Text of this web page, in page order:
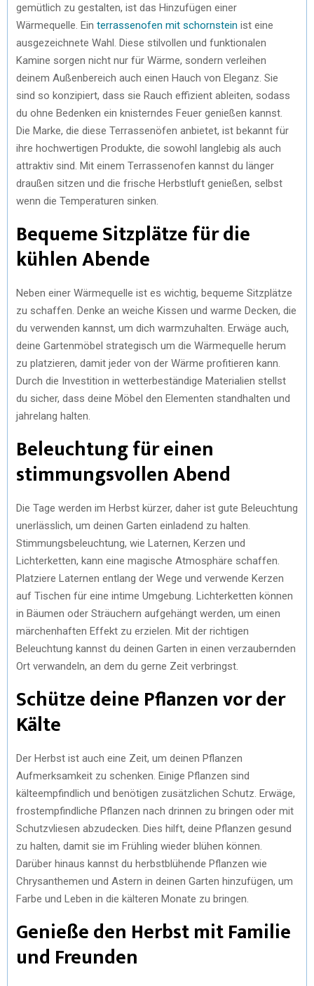
gemütlich zu gestalten, ist das Hinzufügen einer
Wärmequelle. Ein terrassenofen mit schornstein ist eine
ausgezeichnete Wahl. Diese stilvollen und funktionalen
Kamine sorgen nicht nur für Wärme, sondern verleihen
deinem Außenbereich auch einen Hauch von Eleganz. Sie
sind so konzipiert, dass sie Rauch effizient ableiten, sodass
du ohne Bedenken ein knisterndes Feuer genießen kannst.
Die Marke, die diese Terrassenöfen anbietet, ist bekannt für
ihre hochwertigen Produkte, die sowohl langlebig als auch
attraktiv sind. Mit einem Terrassenofen kannst du länger
draußen sitzen und die frische Herbstluft genießen, selbst
wenn die Temperaturen sinken.
Bequeme Sitzplätze für die
kühlen Abende
Neben einer Wärmequelle ist es wichtig, bequeme Sitzplätze
zu schaffen. Denke an weiche Kissen und warme Decken, die
du verwenden kannst, um dich warmzuhalten. Erwäge auch,
deine Gartenmöbel strategisch um die Wärmequelle herum
zu platzieren, damit jeder von der Wärme profitieren kann.
Durch die Investition in wetterbeständige Materialien stellst
du sicher, dass deine Möbel den Elementen standhalten und
jahrelang halten.
Beleuchtung für einen
stimmungsvollen Abend
Die Tage werden im Herbst kürzer, daher ist gute Beleuchtung
unerlässlich, um deinen Garten einladend zu halten.
Stimmungsbeleuchtung, wie Laternen, Kerzen und
Lichterketten, kann eine magische Atmosphäre schaffen.
Platziere Laternen entlang der Wege und verwende Kerzen
auf Tischen für eine intime Umgebung. Lichterketten können
in Bäumen oder Sträuchern aufgehängt werden, um einen
märchenhaften Effekt zu erzielen. Mit der richtigen
Beleuchtung kannst du deinen Garten in einen verzaubernden
Ort verwandeln, an dem du gerne Zeit verbringst.
Schütze deine Pflanzen vor der
Kälte
Der Herbst ist auch eine Zeit, um deinen Pflanzen
Aufmerksamkeit zu schenken. Einige Pflanzen sind
kälteempfindlich und benötigen zusätzlichen Schutz. Erwäge,
frostempfindliche Pflanzen nach drinnen zu bringen oder mit
Schutzvliesen abzudecken. Dies hilft, deine Pflanzen gesund
zu halten, damit sie im Frühling wieder blühen können.
Darüber hinaus kannst du herbstblühende Pflanzen wie
Chrysanthemen und Astern in deinen Garten hinzufügen, um
Farbe und Leben in die kälteren Monate zu bringen.
Genieße den Herbst mit Familie
und Freunden